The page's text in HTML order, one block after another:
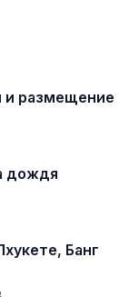
и размещение
дождя
Банг